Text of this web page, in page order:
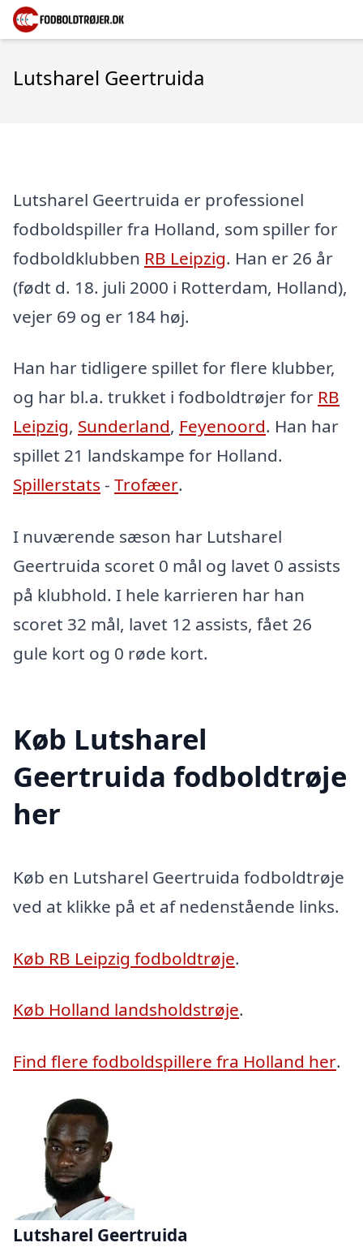
Lutsharel Geertruida
Lutsharel Geertruida er professionel
fodboldspiller fra Holland, som spiller for
fodboldklubben RB Leipzig. Han er 26 år
(født d. 18. juli 2000 i Rotterdam, Holland),
vejer 69 og er 184 høj.
Han har tidligere spillet for flere klubber,
og har bl.a. trukket i fodboldtrøjer for RB
Leipzig, Sunderland, Feyenoord. Han har
spillet 21 landskampe for Holland.
Spillerstats - Trofæer.
I nuværende sæson har Lutsharel
Geertruida scoret 0 mål og lavet 0 assists
på klubhold. I hele karrieren har han
scoret 32 mål, lavet 12 assists, fået 26
gule kort og 0 røde kort.
Køb Lutsharel
Geertruida fodboldtrøje
her
Køb en Lutsharel Geertruida fodboldtrøje
ved at klikke på et af nedenstående links.
Køb RB Leipzig fodboldtrøje.
Køb Holland landsholdstrøje.
Find flere fodboldspillere fra Holland her.
Lutsharel Geertruida